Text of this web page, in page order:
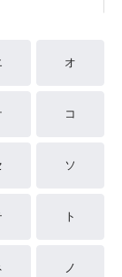
オ
コ
ソ
ト
ノ